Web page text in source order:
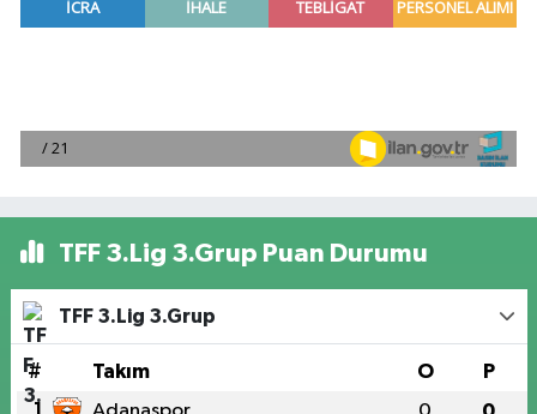
TFF 3.Lig 3.Grup Puan Durumu
TFF 3.Lig 3.Grup
# Takım O P
1